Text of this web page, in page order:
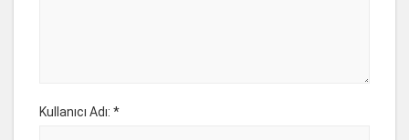
Kullanıcı Adı: *